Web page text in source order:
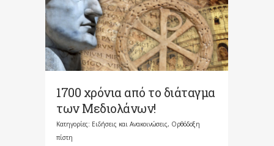
1700 χρόνια από το διάταγμα
των Μεδιολάνων!
Κατηγορίες: Ειδήσεις και Ανακοινώσεις, Ορθόδοξη
πίστη